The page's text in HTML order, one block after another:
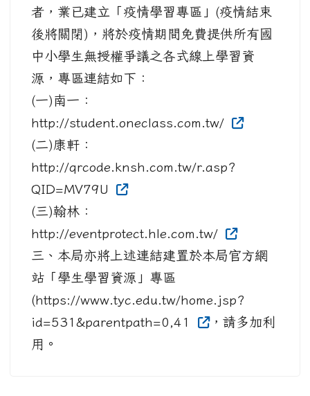
者，業已建立「疫情學習專區」(疫情結束
後將關閉)，將於疫情期間免費提供所有國
中小學生無授權爭議之各式線上學習資
源，專區連結如下：
(一)南一：
http://student.oneclass.com.tw/
(二)康軒：
http://qrcode.knsh.com.tw/r.asp?
QID=MV79U
(三)翰林：
http://eventprotect.hle.com.tw/
三、本局亦將上述連結建置於本局官方網
站「學生學習資源」專區
(https://www.tyc.edu.tw/home.jsp?
id=531&parentpath=0,41
，請多加利
用。